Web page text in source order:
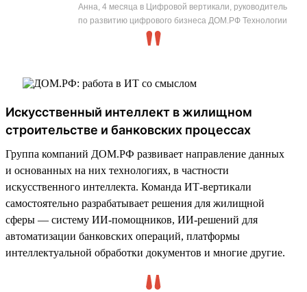
Анна, 4 месяца в Цифровой вертикали, руководитель
по развитию цифрового бизнеса ДОМ.РФ Технологии
Искусственный интеллект в жилищном
строительстве и банковских процессах
Группа компаний ДОМ.РФ развивает направление данных
и основанных на них технологиях, в частности
искусственного интеллекта. Команда ИТ-вертикали
самостоятельно разрабатывает решения для жилищной
сферы — систему ИИ-помощников, ИИ-решений для
автоматизации банковских операций, платформы
интеллектуальной обработки документов и многие другие.